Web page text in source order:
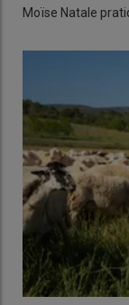
Moïse Natale